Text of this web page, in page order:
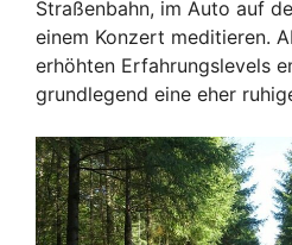
Straßenbahn, im Auto auf
einem Konzert meditieren.
erhöhten Erfahrungslevels
grundlegend eine eher